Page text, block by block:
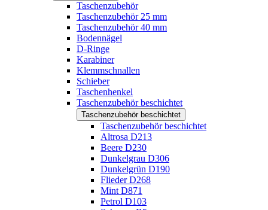
Taschenzubehör
Taschenzubehör 25 mm
Taschenzubehör 40 mm
Bodennägel
D-Ringe
Karabiner
Klemmschnallen
Schieber
Taschenhenkel
Taschenzubehör beschichtet
Taschenzubehör beschichtet
Taschenzubehör beschichtet
Altrosa D213
Beere D230
Dunkelgrau D306
Dunkelgrün D190
Flieder D268
Mint D871
Petrol D103